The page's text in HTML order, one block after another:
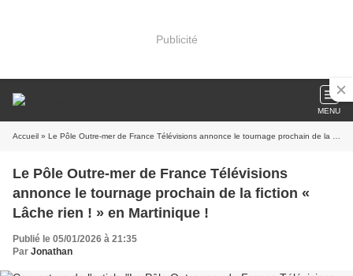
Publicité
MENU
Accueil » Le Pôle Outre-mer de France Télévisions annonce le tournage prochain de la fiction « Lâche rien ! » en Martinique !
Le Pôle Outre-mer de France Télévisions
annonce le tournage prochain de la fiction «
Lâche rien ! » en Martinique !
Publié le 05/01/2026 à 21:35
Par Jonathan